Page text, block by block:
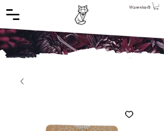
Warenkorb